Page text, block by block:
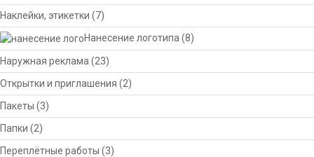
Наклейки, этикетки (7)
Нанесение логотипа (8)
Наружная реклама (23)
Открытки и приглашения (2)
Пакеты (3)
Папки (2)
Переплётные работы (3)